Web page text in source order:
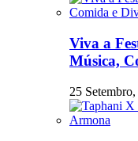
Viva a
Música,
25